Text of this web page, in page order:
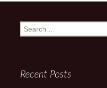
Search
for:
Recent Posts